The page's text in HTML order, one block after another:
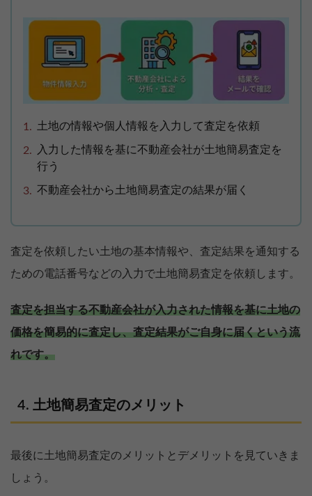
土地の情報や個人情報を入力して査定を依頼
入力した情報を基に不動産会社が土地簡易査定を
行う
不動産会社から土地簡易査定の結果が届く
査定を依頼したい土地の基本情報や、査定結果を通知する
ための電話番号などの入力で土地簡易査定を依頼します。
査定を担当する不動産会社が入力された情報を基に土地の
価格を簡易的に査定し、査定結果がご自身に届くという流
れです。
土地簡易査定のメリット
最後に土地簡易査定のメリットとデメリットを見ていきま
しょう。